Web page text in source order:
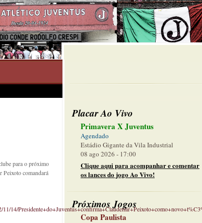
Placar Ao Vivo
Primavera X Juventus
Agendado
Estádio Gigante da Vila Industrial
08 ago 2026 - 17:00
Clique aqui para acompanhar e comentar
os lances do jogo Ao Vivo!
Próximos Jogos
Copa Paulista
para o próximo
Peixoto comandará
14/